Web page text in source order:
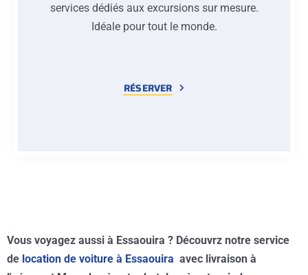
services dédiés aux excursions sur mesure.
Idéale pour tout le monde.
RÉSERVER
Vous voyagez aussi à Essaouira ? Découvrz notre service
de location de voiture à Essaouira avec livraison à